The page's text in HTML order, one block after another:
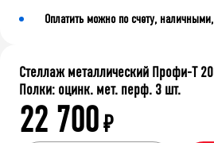
Оплатить можно по счету,
Стеллаж металлический Профи-Т
Полки: оцинк. мет. перф. 3 шт.
22 700₽